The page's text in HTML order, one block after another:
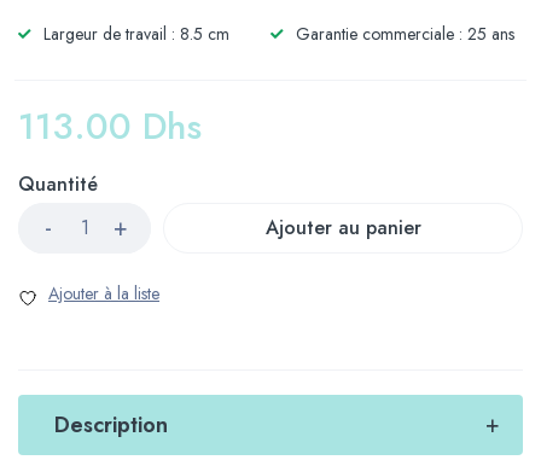
Largeur de travail : 8.5 cm Garantie commerciale : 25 ans
113.00 Dhs
Quantité
Ajouter au panier
Description